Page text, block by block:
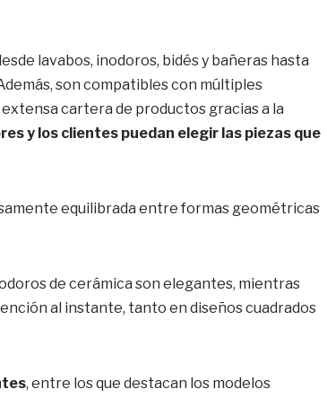
lavabos, inodoros, bidés y bañeras hasta
son compatibles con múltiples
cartera de productos gracias a la
y los clientes puedan elegir las piezas que
equilibrada entre formas geométricas
de cerámica son elegantes, mientras
al instante, tanto en diseños cuadrados
, entre los que destacan los modelos